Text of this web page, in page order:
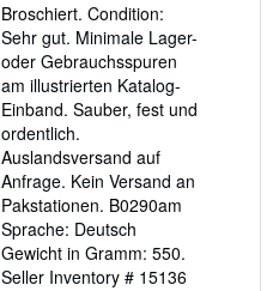
of
5
stars
Broschiert. Condition:
Sehr gut. Minimale Lager-
oder Gebrauchsspuren
am illustrierten Katalog-
Einband. Sauber, fest und
ordentlich.
Auslandsversand auf
Anfrage. Kein Versand an
Pakstationen. B0290am
Sprache: Deutsch
Gewicht in Gramm: 550.
Seller Inventory # 15136